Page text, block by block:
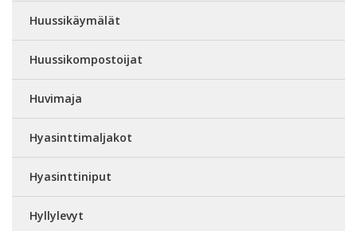
Huussikäymälät
Huussikompostoijat
Huvimaja
Hyasinttimaljakot
Hyasinttiniput
Hyllylevyt